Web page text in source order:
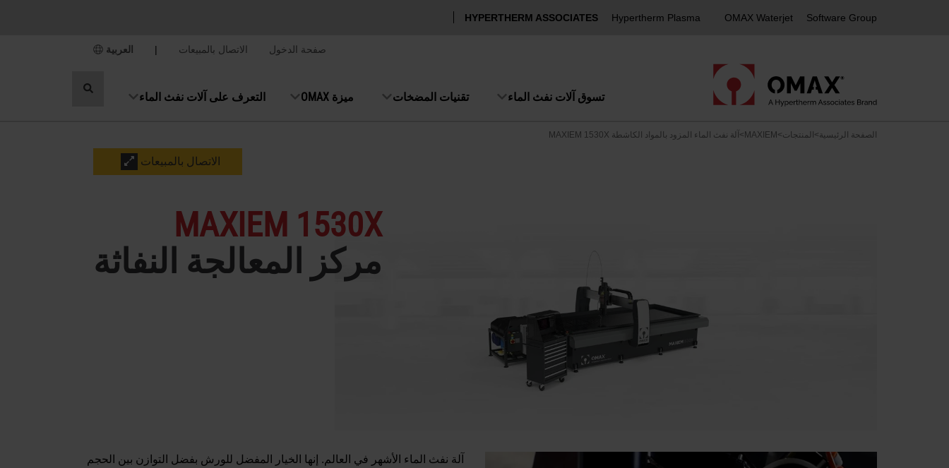
HYPERTHERM ASSOCIATES Hypertherm Plasma OMAX Waterjet Software Group
صفحة الدخول الاتصال بالمبيعات | العربية
تسوق آلات نفث الماء تقنيات المضخات ميزة OMAX التعرف على آلات نفث الماء
تبديل
الصفحة الرئيسية> المنتجات>
MAXIEM
> آلة نفث الماء المزود بالمواد الكاشطة MAXIEM 1530X
الاتصال بالمبيعات
MAXIEM 1530X
مركز المعالجة النفاثة
آلة نفث الماء الأشهر في العالم. إنها الخيار المفضل للورش بفضل التوازن بين الحجم